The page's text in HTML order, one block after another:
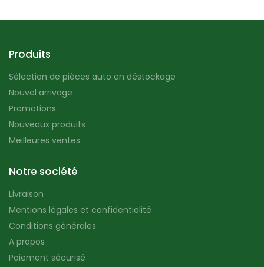
Produits
Sélection de pièces auto en déstockage
Nouvel arrivage
Promotions
Nouveaux produits
Meilleures ventes
Notre société
Livraison
Mentions légales et confidentialité
Conditions générales
A propos
Paiement sécurisé